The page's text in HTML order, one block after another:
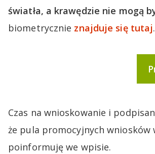
światła, a krawędzie nie mogą
biometrycznie znajduje się tutaj.
Czas na wnioskowanie i
że pula promocyjnych wniosków
poinformuję we wpisie.